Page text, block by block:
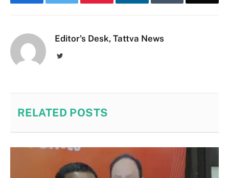
Editor's Desk, Tattva News
Twitter
RELATED POSTS